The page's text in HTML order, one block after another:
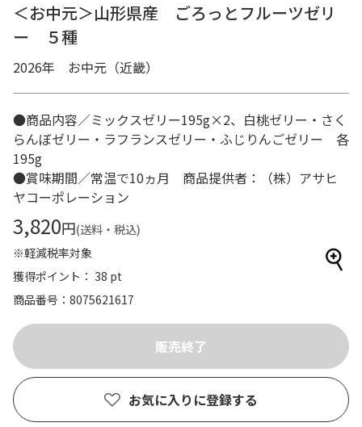
＜お中元＞山形県産 ごろっとフルーツゼリ
ー ５種
2026年 お中元（近畿）
●商品内容／ミックスゼリー195g×2、白桃ゼリー・さく
らんぼゼリー・ラフランスゼリー・ふじりんごゼリー 各
195g
●賞味期間／常温で10ヵ月 商品提供者：（株）アサヒ
ヤコーポレーション
3,820円(送料・税込)
※軽減税率対象
獲得ポイント： 38 pt
商品番号
8075621617
お気に入りに登録する